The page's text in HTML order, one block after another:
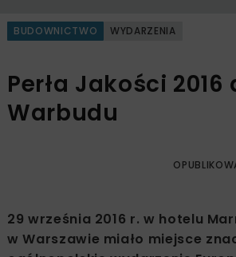
BUDOWNICTWO WYDARZENIA
Perła Jakości 2016
Warbudu
29 września 2016 r. w hotelu
w Warszawie miało miejsce